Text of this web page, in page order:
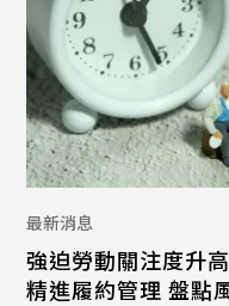
最新消息
強迫勞動關注度升
精進履約管理 盤點